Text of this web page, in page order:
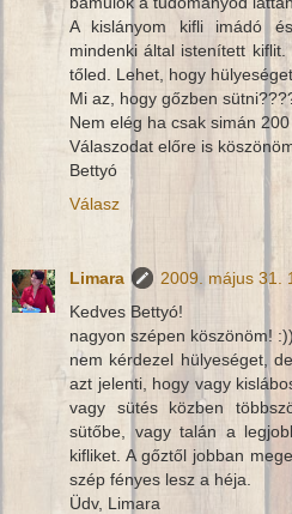
A kislányom kifli imádó
mindenki által istenített
tőled. Lehet, hogy
Mi az, hogy gőzben
Nem elég ha csak simán
Válaszodat előre is
Bettyó
Válasz
Limara
2009. május 31.
Kedves Bettyó!
nagyon szépen köszönöm! :))
nem kérdezel hülyeséget,
azt jelenti, hogy vagy
vagy sütés közben
sütőbe, vagy talán a
kifliket. A gőztől jobban
szép fényes lesz a héja.
Üdv, Limara